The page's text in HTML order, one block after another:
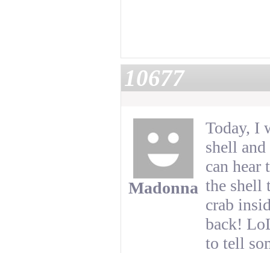
10677
Madonna
Today, I
shell
can hear
the shell
crab
back!
to tell